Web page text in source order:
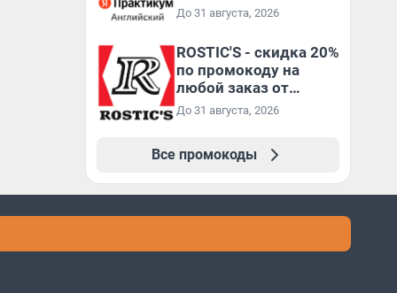
До 31 августа, 2026
ROSTIC'S - скидка 20%
по промокоду на
любой заказ от
3199₽!
До 31 августа, 2026
Все промокоды